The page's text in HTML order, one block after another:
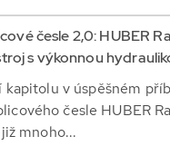
česle 2,0: HUBER
s výkonnou
kapitolu v úspěšném
česle HUBER
mnoho...